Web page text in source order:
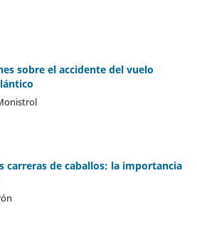
sobre el accidente del vuelo
carreras de caballos: la importancia